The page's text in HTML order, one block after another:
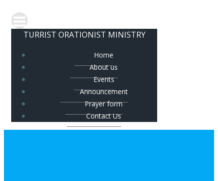
TURRIST ORATIONIST MINISTRY
Home
About us
Events
Announcement
Prayer form
Contact Us